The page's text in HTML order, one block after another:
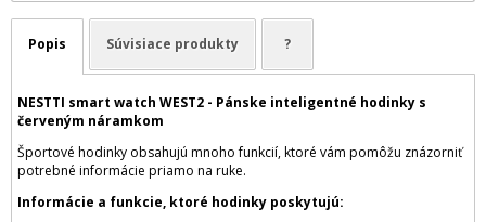
Popis Súvisiace produkty ?
NESTTI smart watch WEST2 - Pánske inteligentné hodinky s
červeným náramkom
Športové hodinky obsahujú mnoho funkcií, ktoré vám pomôžu znázorniť
potrebné informácie priamo na ruke.
Informácie a funkcie, ktoré hodinky poskytujú: